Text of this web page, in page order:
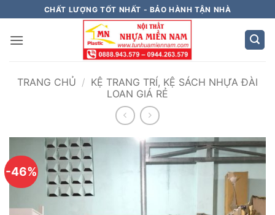
qua
nội
CHẤT LƯỢNG TỐT NHẤT - BẢO HÀNH TẬN NHÀ
TRANG CHỦ / KỆ TRANG TRÍ, KỆ SÁCH NHỰA ĐÀI
LOAN GIÁ RẺ
-46%